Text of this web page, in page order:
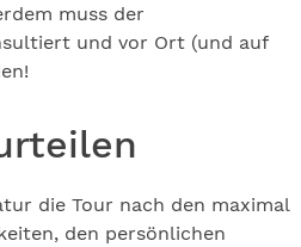
muss der
und vor Ort (und auf
die Tour nach den maximal
den persönlichen